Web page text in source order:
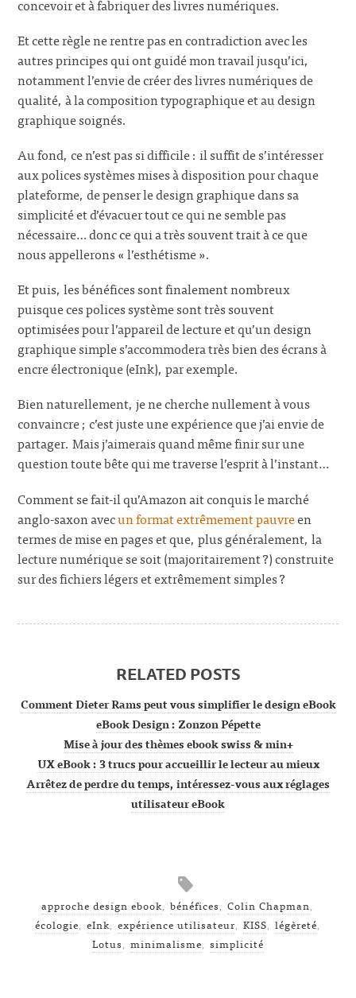
concevoir et à fabriquer des livres numériques.
Et cette règle ne rentre pas en contradiction avec les
autres principes qui ont guidé mon travail jusqu’ici,
notamment l’envie de créer des livres numériques de
qualité, à la composition typographique et au design
graphique soignés.
Au fond, ce n’est pas si difficile : il suffit de s’intéresser
aux polices systèmes mises à disposition pour chaque
plateforme, de penser le design graphique dans sa
simplicité et d’évacuer tout ce qui ne semble pas
nécessaire… donc ce qui a très souvent trait à ce que
nous appellerons « l’esthétisme ».
Et puis, les bénéfices sont finalement nombreux
puisque ces polices système sont très souvent
optimisées pour l’appareil de lecture et qu’un design
graphique simple s’accommodera très bien des écrans à
encre électronique (eInk), par exemple.
Bien naturellement, je ne cherche nullement à vous
convaincre ; c’est juste une expérience que j’ai envie de
partager. Mais j’aimerais quand même finir sur une
question toute bête qui me traverse l’esprit à l’instant…
Comment se fait-il qu’Amazon ait conquis le marché
anglo-saxon avecun format extrêmement pauvreen
termes de mise en pages et que, plus généralement, la
lecture numérique se soit (majoritairement ?) construite
sur des fichiers légers et extrêmement simples ?
RELATED POSTS
Comment Dieter Rams peut vous simplifier le design eBook
eBook Design : Zonzon Pépette
Mise à jour des thèmes ebook swiss & min+
UX eBook : 3 trucs pour accueillir le lecteur au mieux
Arrêtez de perdre du temps, intéressez-vous aux réglages
utilisateur eBook
approche design ebook, bénéfices, Colin Chapman,
écologie, eInk, expérience utilisateur, KISS, légèreté,
Lotus, minimalisme, simplicité